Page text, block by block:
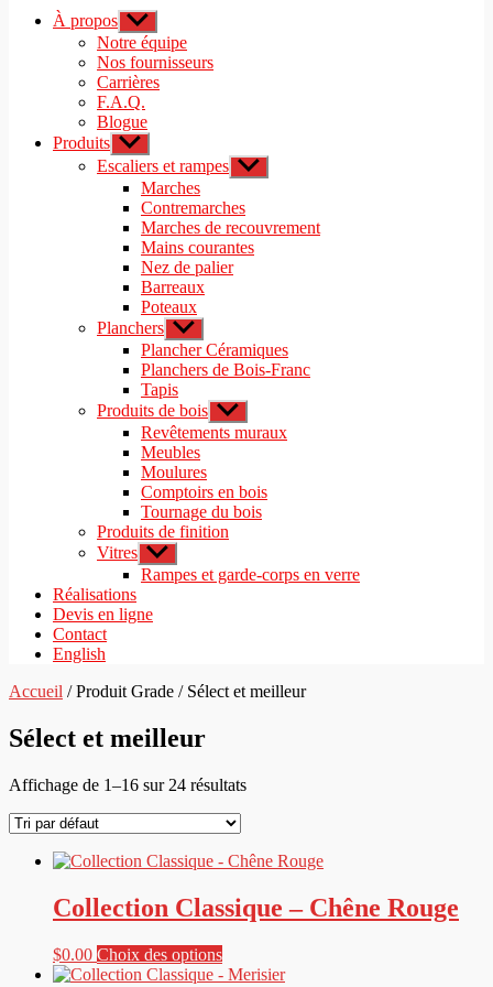
À propos Afficher
le
sous-
menu
Notre équipe
Nos fournisseurs
Carrières
F.A.Q.
Blogue
Produits Afficher
le
sous-
menu
Escaliers et rampes Afficher
le
menu
Marches
Contremarches
Marches de recouvrement
Mains courantes
Nez de palier
Barreaux
Poteaux
Planchers Afficher
le
sous-
menu
Plancher Céramiques
Planchers de Bois-Franc
Tapis
Produits de bois Afficher
le
sous-
Revêtements muraux
Meubles
Moulures
Comptoirs en bois
Tournage du bois
Produits de finition
Vitres Afficher
le
sous-
Rampes et garde-corps en verre
Réalisations
Devis en ligne
Contact
English
Accueil / Produit Grade / Sélect et meilleur
Sélect et meilleur
Affichage de 1–16 sur 24 résultats
Collection Classique – Chêne Rouge
$0.00 Choix des optionsCe
produit